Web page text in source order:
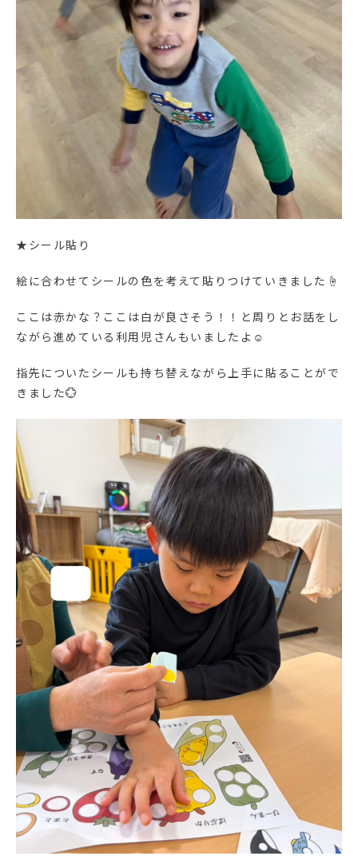
★シール貼り
絵に合わせてシールの色を考えて貼りつけていきました☝
ここは赤かな？ここは白が良さそう！！と周りとお話をし
ながら進めている利用児さんもいましたよ☺
指先についたシールも持ち替えながら上手に貼ることがで
きました💮